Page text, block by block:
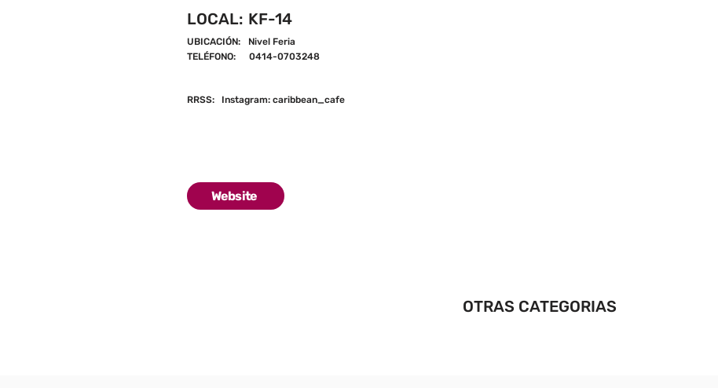
LOCAL:
UBICACIÓN:
TELÉFONO:
KF-14
Nivel Feria
0414-0703248
RRSS: Instagram: caribbean_cafe
Website
OTRAS CATEGORIAS